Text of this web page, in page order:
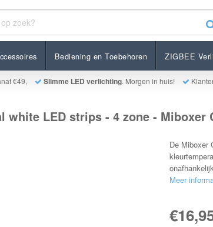
Bediening en Toebehoren ZIGBEE
€49, Slimme LED verlichting. Morgen in huis!
- 4 zone - Miboxer C1 - Zwart
LED strips - 4 zone - Miboxer
De Miboxer
Meer